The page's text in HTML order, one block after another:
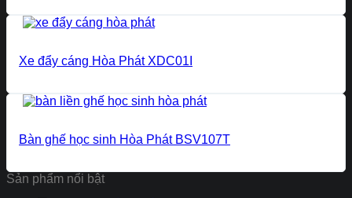
Xe đẩy cáng Hòa Phát XDC01I
Bàn ghế học sinh Hòa Phát BSV107T
Sản phẩm nổi bật